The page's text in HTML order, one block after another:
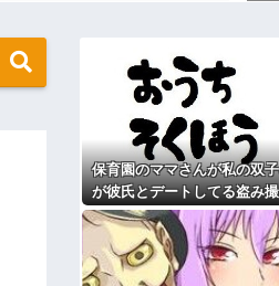
小学校に植えた→20年経って
旦那とフリンしたのよ！」私
たら不愉快になる。この責任を
のドレスがこちらです←コレは
まりにも非情な一言を告げられ
うのでいいんだよが目一杯詰ま
ん
よ
母
ダ
こ
実
こ
保育園のママさんが私の双
が彼氏とデートしてる盗み
像を見せて「あとはわかる
とりあえず5万を家に持って
と脅してきた